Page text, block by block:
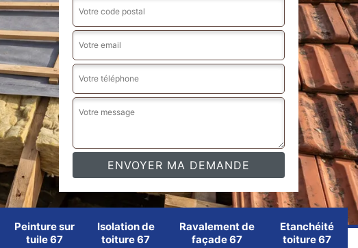
Peinture sur
tuile 67
Isolation de
toiture 67
Ravalement de
façade 67
Etanchéité
toiture 67